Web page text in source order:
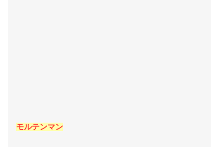
モルテンマン